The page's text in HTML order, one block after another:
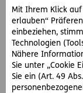
Mit Ihrem Klick
erlauben“
einbeziehen,
Technologien
Nähere
Sie unter „Cookie
Sie ein (Art. 49
Mo - Do:
9:00-12:00 und